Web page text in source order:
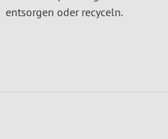
entsorgen oder recyceln.